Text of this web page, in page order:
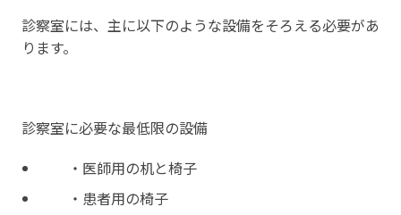
診察室には、主に以下のような設備をそろえる必要があ
ります。
診察室に必要な最低限の設備
・医師用の机と椅子
・患者用の椅子